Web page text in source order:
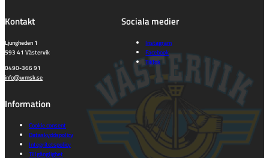
Kontakt
Ljungheden 1
593 41 Västervik
0490-366 91
info@wmsk.se
Sociala medier
Instagram
Facebook
TikTok
Information
Cookie consent
Dataskyddspolicy
Integritetspolicy
Tillgänglighet